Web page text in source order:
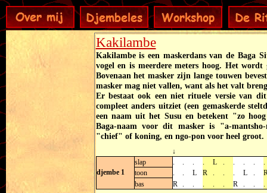
Kakilambe
Kakilambe is een maskerdans van de Baga
vogel en is meerdere meters hoog. Het
Bovenaan het masker zijn lange touwen
masker mag niet vallen, want als het valt
Er bestaat ook een niet rituele versie van
compleet anders uitziet (een gemaskerde
een naam uit het Susu en betekent "zo
Baga-naam voor dit masker is "a-
"chief" of koning, en ngo-pon voor heel groot.
↓
djembe 1
slap . . . . L . . . .
.
toon
. . L R . . . L .
bas
R . . . . . R . .
.